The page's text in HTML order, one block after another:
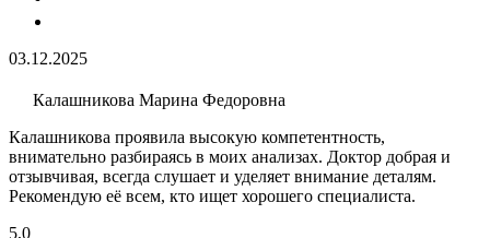
03.12.2025
Калашникова Марина Федоровна
Калашникова проявила высокую компетентность,
внимательно разбираясь в моих анализах. Доктор добрая и
отзывчивая, всегда слушает и уделяет внимание деталям.
Рекомендую её всем, кто ищет хорошего специалиста.
5,0